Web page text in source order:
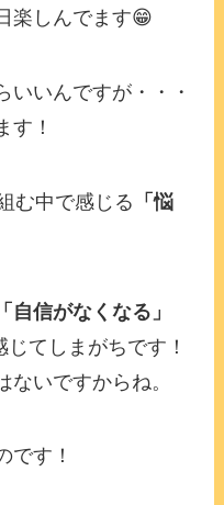
楽しんでます😁
いいんですが・・・
す！
む中で感じる 「悩
「自信がなくなる」
じてしまがちです！
いですからね。
です！